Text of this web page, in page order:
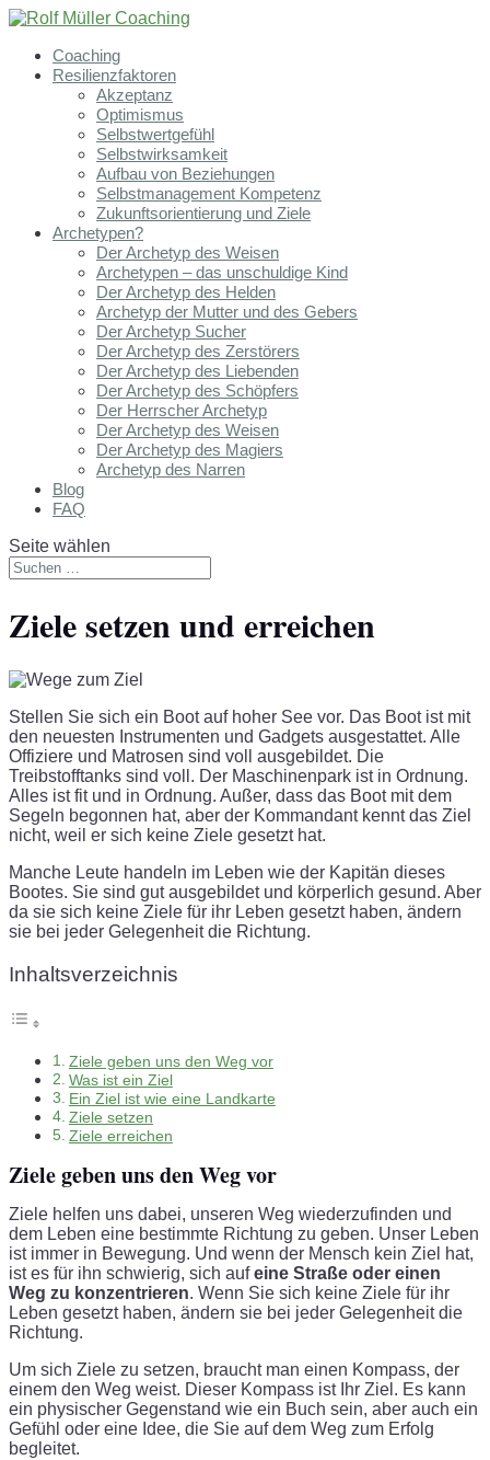
Coaching
Resilienzfaktoren
Akzeptanz
Optimismus
Selbstwertgefühl
Selbstwirksamkeit
Aufbau von Beziehungen
Selbstmanagement Kompetenz
Zukunftsorientierung und Ziele
Archetypen?
Der Archetyp des Weisen
Archetypen – das unschuldige Kind
Der Archetyp des Helden
Archetyp der Mutter und des Gebers
Der Archetyp Sucher
Der Archetyp des Zerstörers
Der Archetyp des Liebenden
Der Archetyp des Schöpfers
Der Herrscher Archetyp
Der Archetyp des Weisen
Der Archetyp des Magiers
Archetyp des Narren
Blog
FAQ
Seite wählen
Ziele setzen und erreichen
Stellen Sie sich ein Boot auf hoher See vor. Das Boot ist mit
den neuesten Instrumenten und Gadgets ausgestattet. Alle
Offiziere und Matrosen sind voll ausgebildet. Die
Treibstofftanks sind voll. Der Maschinenpark ist in Ordnung.
Alles ist fit und in Ordnung. Außer, dass das Boot mit dem
Segeln begonnen hat, aber der Kommandant kennt das Ziel
nicht, weil er sich keine Ziele gesetzt hat.
Manche Leute handeln im Leben wie der Kapitän dieses
Bootes. Sie sind gut ausgebildet und körperlich gesund. Aber
da sie sich keine Ziele für ihr Leben gesetzt haben, ändern
sie bei jeder Gelegenheit die Richtung.
Inhaltsverzeichnis
Ziele geben uns den Weg vor
Was ist ein Ziel
Ein Ziel ist wie eine Landkarte
Ziele setzen
Ziele erreichen
Ziele geben uns den Weg vor
Ziele helfen uns dabei, unseren Weg wiederzufinden und
dem Leben eine bestimmte Richtung zu geben. Unser Leben
ist immer in Bewegung. Und wenn der Mensch kein Ziel hat,
ist es für ihn schwierig, sich aufeine Straße oder einen
Weg zu konzentrieren. Wenn Sie sich keine Ziele für ihr
Leben gesetzt haben, ändern sie bei jeder Gelegenheit die
Richtung.
Um sich Ziele zu setzen, braucht man einen Kompass, der
einem den Weg weist. Dieser Kompass ist Ihr Ziel. Es kann
ein physischer Gegenstand wie ein Buch sein, aber auch ein
Gefühl oder eine Idee, die Sie auf dem Weg zum Erfolg
begleitet.